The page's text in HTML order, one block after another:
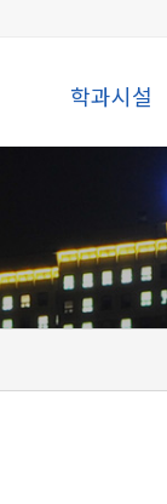
학과시설